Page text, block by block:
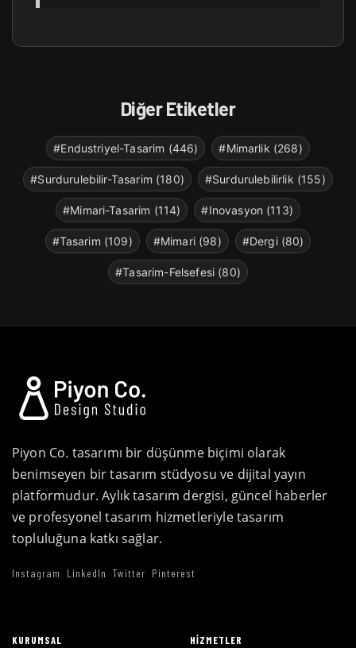
Diğer Etiketler
#Endustriyel-Tasarim (446) #Mimarlik (268)
#Surdurulebilir-Tasarim (180) #Surdurulebilirlik (155)
#Mimari-Tasarim (114) #Inovasyon (113)
#Tasarim (109) #Mimari (98) #Dergi (80)
#Tasarim-Felsefesi (80)
Piyon Co. tasarımı bir düşünme biçimi olarak
benimseyen bir tasarım stüdyosu ve dijital yayın
platformudur. Aylık tasarım dergisi, güncel haberler
ve profesyonel tasarım hizmetleriyle tasarım
topluluğuna katkı sağlar.
Instagram LinkedIn Twitter Pinterest
KURUMSAL HIZMETLER